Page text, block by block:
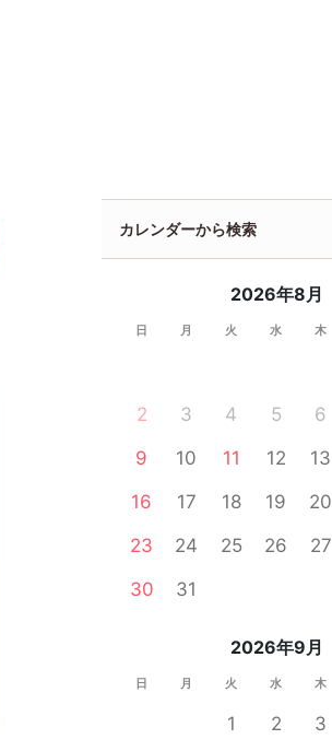
カレンダーから検索
2026年8月
日 月 火 水 木
2
3 4 5 6
9
10 11 12 13
16
17 18 19 20
23
24 25 26 27
30
31
2026年9月
日 月 火 水 木
1 2 3